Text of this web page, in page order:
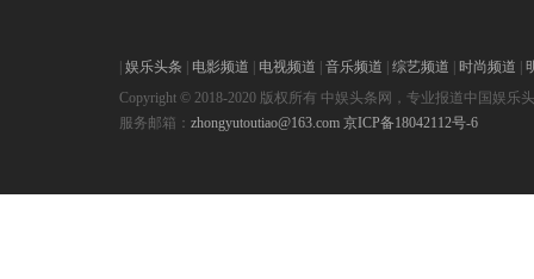
娱乐头条 电影频道 电视频道 音乐频道 综艺频道 时尚频道
Copyright © 2018-2020 版权所有 中娱头条网，专业报道中国娱乐
服务邮箱： zhongyutoutiao@163.com 京ICP备18042112号-6